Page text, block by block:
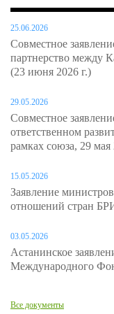
25.06.2026
Совместное
партнерство между
(23 июня 2026 г.)
29.05.2026
Совместное
ответственном
рамках союза, 29 мая
15.05.2026
Заявление
отношений стран
03.05.2026
Астанинское
Международного
Все документы